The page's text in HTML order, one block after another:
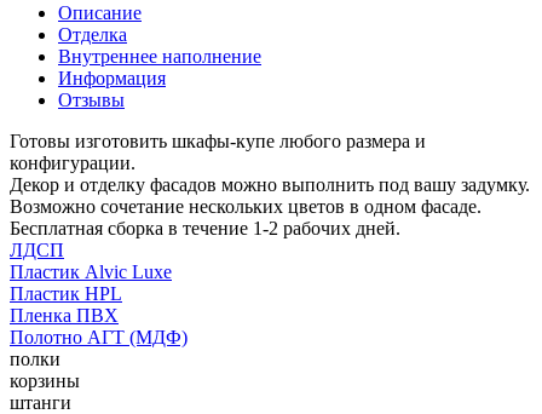
Описание
Отделка
Внутреннее наполнение
Информация
Отзывы
Готовы изготовить шкафы-купе любого размера и
конфигурации.
Декор и отделку фасадов можно выполнить под вашу задумку.
Возможно сочетание нескольких цветов в одном фасаде.
Бесплатная сборка в течение 1-2 рабочих дней.
ЛДСП
Пластик Alvic Luxe
Пластик HPL
Пленка ПВХ
Полотно АГТ (МДФ)
полки
корзины
штанги